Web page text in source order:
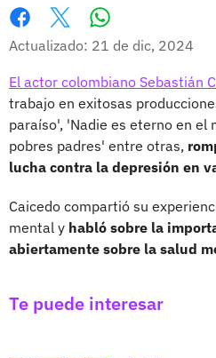
Facebook
X
Actualizado: 21 de dic, 2024
El actor colombiano Sebastián
trabajo en exitosas
paraíso', 'Nadie es eterno en el
pobres padres' entre otras,
lucha contra la depresión en
Caicedo compartió su
mental y habló sobre la
abiertamente sobre la salud
Te puede interesar